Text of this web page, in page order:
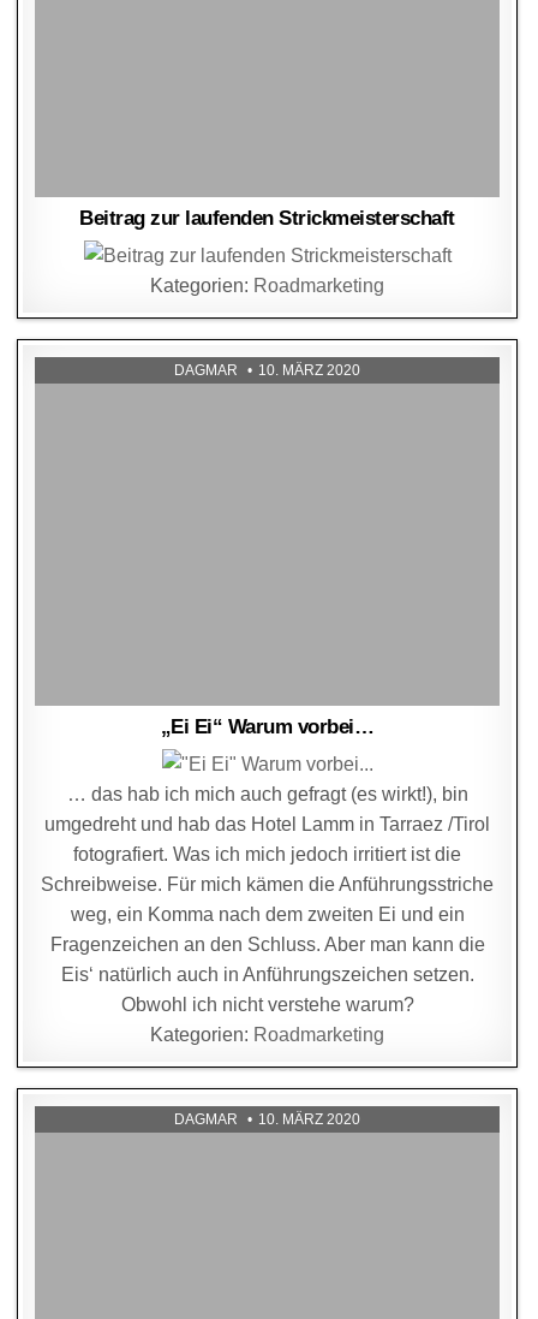
Beitrag zur laufenden Strickmeisterschaft
Kategorien: Roadmarketing
DAGMAR 10. MÄRZ 2020
„Ei Ei“ Warum vorbei…
… das hab ich mich auch gefragt (es wirkt!), bin
umgedreht und hab das Hotel Lamm in Tarraez /Tirol
fotografiert. Was ich mich jedoch irritiert ist die
Schreibweise. Für mich kämen die Anführungsstriche
weg, ein Komma nach dem zweiten Ei und ein
Fragenzeichen an den Schluss. Aber man kann die
Eis‘ natürlich auch in Anführungszeichen setzen.
Obwohl ich nicht verstehe warum?
Kategorien: Roadmarketing
DAGMAR 10. MÄRZ 2020